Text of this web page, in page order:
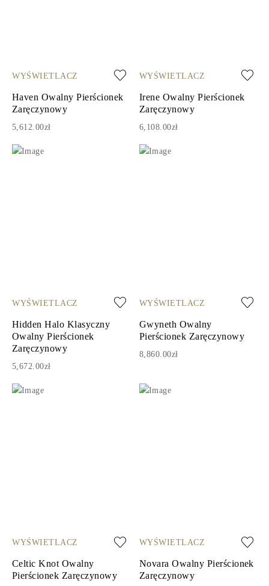
WYŚWIETLACZ
Haven Owalny Pierścionek
Zaręczynowy
5,612.00zł
WYŚWIETLACZ
Irene Owalny Pierścionek
Zaręczynowy
6,108.00zł
WYŚWIETLACZ
Hidden Halo Klasyczny
Owalny Pierścionek
Zaręczynowy
5,672.00zł
WYŚWIETLACZ
Gwyneth Owalny
Pierścionek Zaręczynowy
8,860.00zł
WYŚWIETLACZ
Celtic Knot Owalny
Pierścionek Zaręczynowy
WYŚWIETLACZ
Novara Owalny Pierścionek
Zaręczynowy